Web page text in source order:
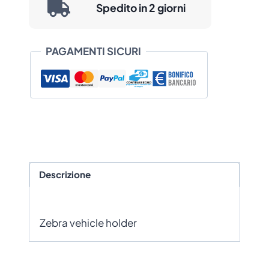
Spedito in 2 giorni
PAGAMENTI SICURI
Descrizione
Zebra vehicle holder